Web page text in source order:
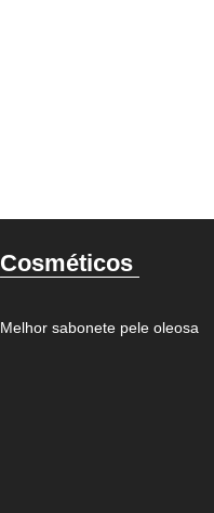
Cosméticos
Melhor sabonete pele oleosa